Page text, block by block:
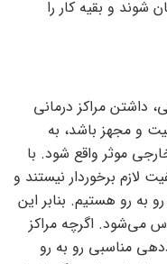
شوند و بقیه کار را
داشتن مراکز درمانی
و مجهز باشد، به
موثر واقع شود. با
لازم برخوردار نیستند و
به رو هستیم. بنابر این
می‌شود. اگرچه مراکز
مناسبی رو به رو